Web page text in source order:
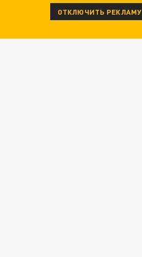
ОТКЛЮЧИТЬ РЕКЛАМУ